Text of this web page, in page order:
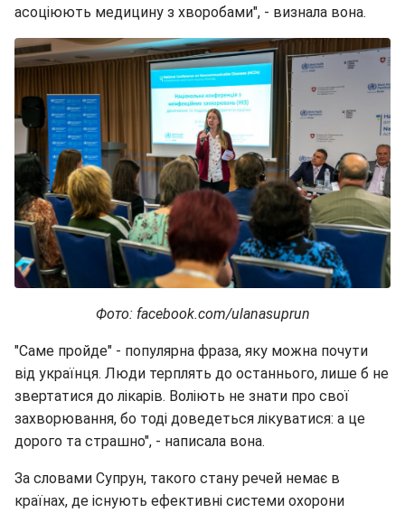
асоціюють медицину з хворобами", - визнала вона.
Фото: facebook.com/ulanasuprun
"Саме пройде" - популярна фраза, яку можна почути
від українця. Люди терплять до останнього, лише б не
звертатися до лікарів. Воліють не знати про свої
захворювання, бо тоді доведеться лікуватися: а це
дорого та страшно", - написала вона.
За словами Супрун, такого стану речей немає в
країнах, де існують ефективні системи охорони